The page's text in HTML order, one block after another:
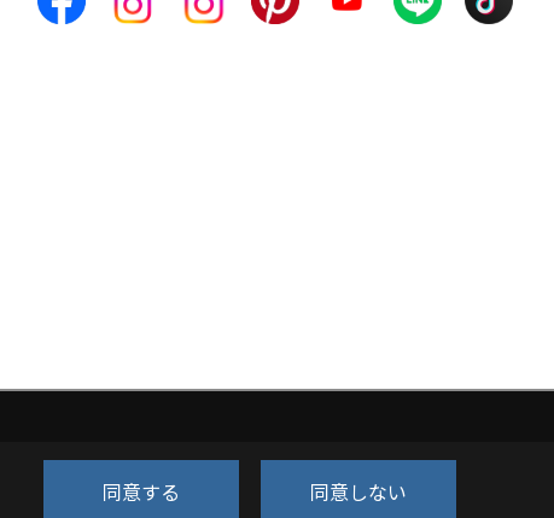
同意する 同意しない